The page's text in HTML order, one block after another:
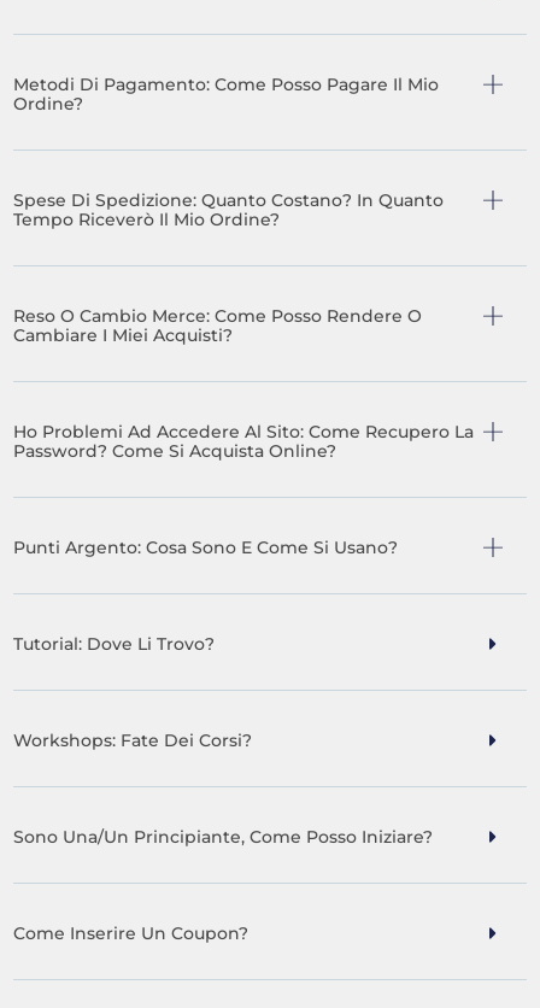
Metodi Di Pagamento: Come Posso Pagare Il Mio
Ordine?
Spese Di Spedizione: Quanto Costano? In Quanto
Tempo Riceverò Il Mio Ordine?
Reso O Cambio Merce: Come Posso Rendere O
Cambiare I Miei Acquisti?
Ho Problemi Ad Accedere Al Sito: Come Recupero La
Password? Come Si Acquista Online?
Punti Argento: Cosa Sono E Come Si Usano?
Tutorial: Dove Li Trovo?
Workshops: Fate Dei Corsi?
Sono Una/un Principiante, Come Posso Iniziare?
Come Inserire Un Coupon?